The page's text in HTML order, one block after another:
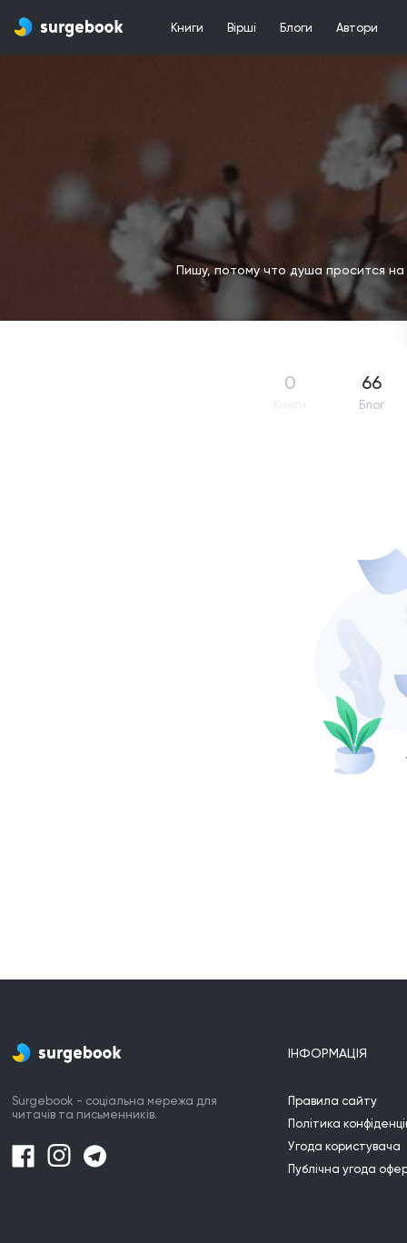
Книги Вірші Блоги Автори
Пишу, потому что душа просится
0 66
Блог
Surgebook - соціальна мережа для
читачів та письменників.
ІНФОРМАЦІЯ
Правила сайту
Політика
Угода користувача
Публічна угода